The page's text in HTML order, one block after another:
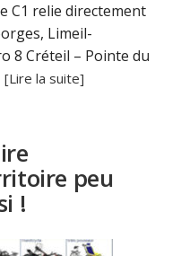
C1 relie directement
Limeil-
8 Créteil – Pointe du
[Lire la suite]
peu
!